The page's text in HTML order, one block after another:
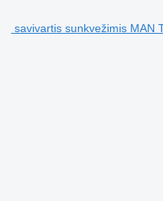
savivartis sunkvežimis MAN